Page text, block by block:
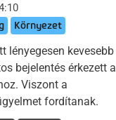
Környezet
lényegesen kevesebb
bejelentés érkezett a
Viszont a
fordítanak.